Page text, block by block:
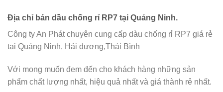
Địa chỉ bán dầu chống rỉ RP7 tại Quảng Ninh.
Công ty An Phát chuyên cung cấp dàu chống rỉ RP7 giá rẻ
tại Quảng Ninh, Hải dương,Thái Bình
Với mong muốn đem đến cho khách hàng những sản
phẩm chất lượng nhất, hiệu quả nhất và giá thành rẻ nhất.